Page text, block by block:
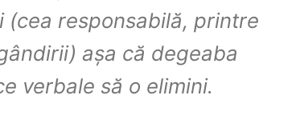
(cea responsabilă, printre
așa că degeaba
verbale să o elimini.